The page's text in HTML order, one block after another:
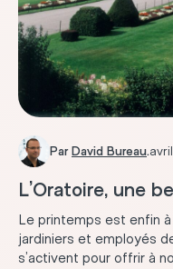
Par David Bureau.
L’Oratoire, une
Le printemps est enfin
jardiniers et employés
s’activent pour offrir à